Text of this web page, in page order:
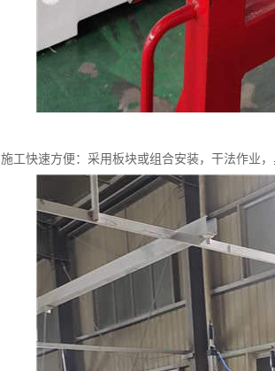
施工快速方便：采用板块或组合安装，干法作业